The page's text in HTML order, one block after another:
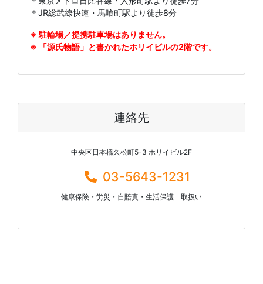
＊JR総武線快速・馬喰町駅より徒歩8分
※ 駐輪場／提携駐車場はありません。
※ 「源氏物語」と書かれたホリイビルの2階です。
連絡先
中央区日本橋久松町5-3 ホリイビル2F
03-5643-1231
健康保険・労災・自賠責・生活保護 取扱い